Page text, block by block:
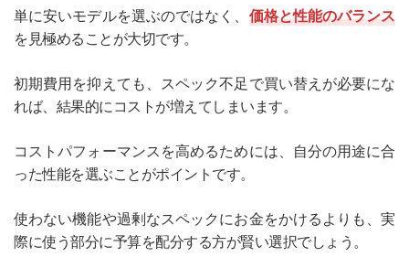
単に安いモデルを選ぶのではなく、 価格と性能のバランス
を見極めることが大切です。
初期費用を抑えても、スペック不足で買い替えが必要にな
れば、結果的にコストが増えてしまいます。
コストパフォーマンスを高めるためには、自分の用途に合
った性能を選ぶことがポイントです。
使わない機能や過剰なスペックにお金をかけるよりも、実
際に使う部分に予算を配分する方が賢い選択でしょう。